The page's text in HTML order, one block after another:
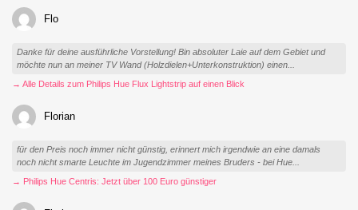
Flo
Danke für deine ausführliche Vorstellung! Bin absoluter Laie auf dem Gebiet und
möchte nun an meiner TV Wand (Holzdielen+Unterkonstruktion) einen...
→ Alle Details zum Philips Hue Flux Lightstrip auf einen Blick
Florian
für den Preis noch immer nicht günstig, erinnert mich irgendwie an eine damals
noch nicht smarte Leuchte im Jugendzimmer meines Bruders - bei Hue...
→ Philips Hue Centris: Jetzt über 100 Euro günstiger